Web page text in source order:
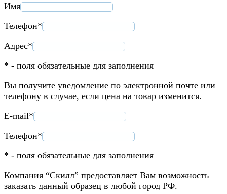
Имя
Телефон*
Адрес*
* - поля обязательные для заполнения
Вы получите уведомление по электронной почте или
телефону в случае, если цена на товар изменится.
E-mail*
Телефон*
* - поля обязательные для заполнения
Компания “Скилл” предоставляет Вам возможность
заказать данный образец в любой город РФ.